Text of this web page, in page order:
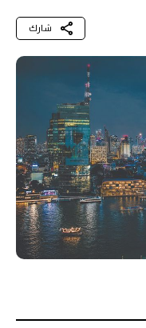
شارك